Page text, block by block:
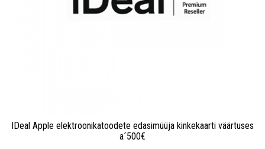
IDeal Apple elektroonikatoodete edasimüüja kinkekaarti väärtuses
a´500€